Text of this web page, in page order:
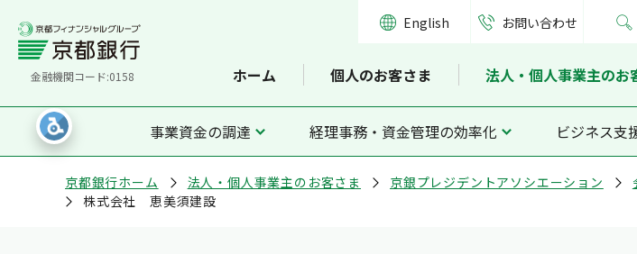
金融機関コード:0158
English お問い合わせ
ホーム 個人のお客さま 法人・個人事業主のお
事業資金の調達 経理事務・資金管理の効率化 ビジネス支
京都銀行ホーム 法人・個人事業主のお客さま 京銀プレジデントアソシエーション
株式会社 恵美須建設